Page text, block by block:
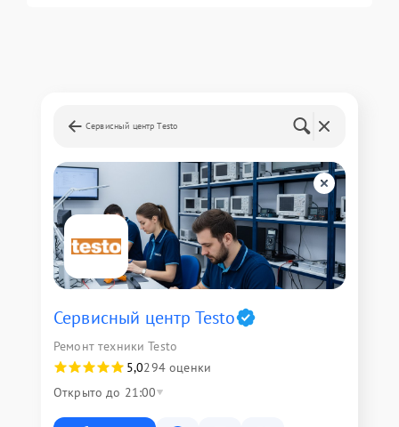
Сервисный центр Testo
Сервисный центр Testo
Ремонт техники Testo
5,0294 оценки
Открыто до 21:00